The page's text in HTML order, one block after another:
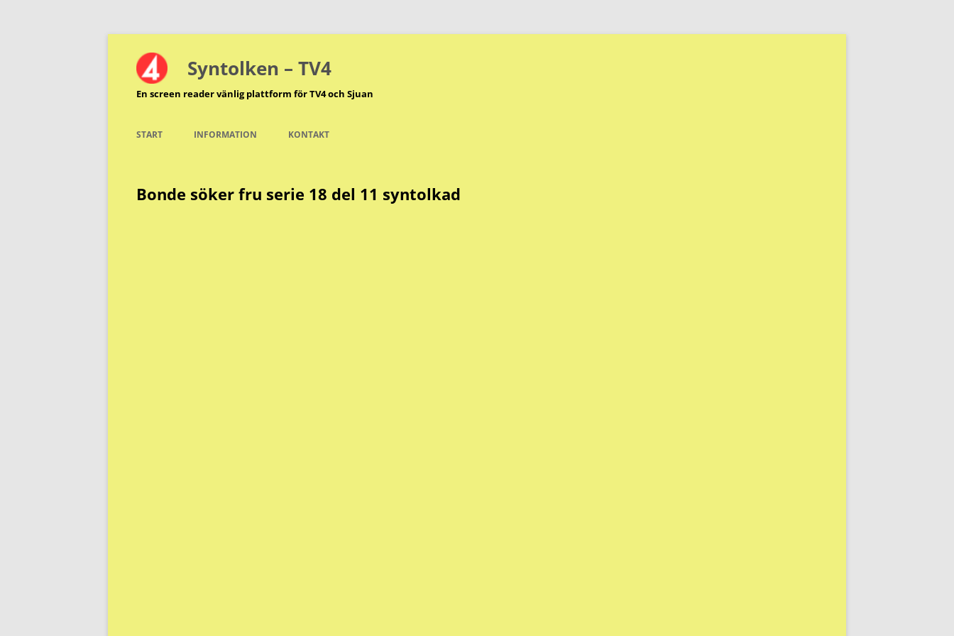
Hoppa
innehåll Syntolken – TV4
En screen reader vänlig plattform för TV4 och Sjuan
START INFORMATION KONTAKT
Bonde söker fru serie 18 del 11 syntolkad